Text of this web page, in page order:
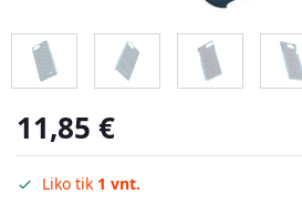
11,85 €
Liko tik 1 vnt.